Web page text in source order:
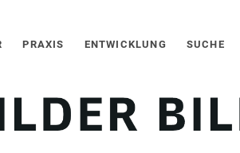
PRAXIS ENTWICKLUNG SUCHE